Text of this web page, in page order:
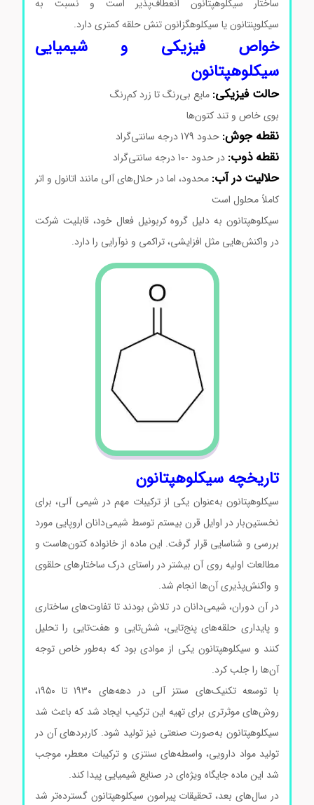
ساختار سیکلوهپتانون انعطاف‌پذیر است و نسبت به
سیکلوپنتانون یا سیکلوهگزانون تنش حلقه کمتری دارد.
خواص فیزیکی و شیمیایی
سیکلوهپتانون
حالت فیزیکی:مایع بی‌رنگ تا زرد کم‌رنگ
بوی خاص و تند کتون‌ها
نقطه جوش:حدود 179 درجه سانتی‌گراد
نقطه ذوب:در حدود -10 درجه سانتی‌گراد
حلالیت در آب:محدود، اما در حلال‌های آلی مانند اتانول و اتر
کاملاً محلول است
سیکلوهپتانون به دلیل گروه کربونیل فعال خود، قابلیت شرکت
در واکنش‌هایی مثل افزایشی، تراکمی و نوآرایی را دارد.
تاریخچه سیکلوهپتانون
سیکلوهپتانون به‌عنوان یکی از ترکیبات مهم در شیمی آلی، برای
نخستین‌بار در اوایل قرن بیستم توسط شیمی‌دانان اروپایی مورد
بررسی و شناسایی قرار گرفت. این ماده از خانواده کتون‌هاست و
مطالعات اولیه روی آن بیشتر در راستای درک ساختارهای حلقوی
و واکنش‌پذیری آن‌ها انجام شد.
در آن دوران، شیمی‌دانان در تلاش بودند تا تفاوت‌های ساختاری
و پایداری حلقه‌های پنج‌تایی، شش‌تایی و هفت‌تایی را تحلیل
کنند و سیکلوهپتانون یکی از موادی بود که به‌طور خاص توجه
آن‌ها را جلب کرد.
با توسعه تکنیک‌های سنتز آلی در دهه‌های ۱۹۳۰ تا ۱۹۵۰،
روش‌های موثرتری برای تهیه این ترکیب ایجاد شد که باعث شد
سیکلوهپتانون به‌صورت صنعتی نیز تولید شود. کاربردهای آن در
تولید مواد دارویی، واسطه‌های سنتزی و ترکیبات معطر، موجب
شد این ماده جایگاه ویژه‌ای در صنایع شیمیایی پیدا کند.
در سال‌های بعد، تحقیقات پیرامون سیکلوهپتانون گسترده‌تر شد